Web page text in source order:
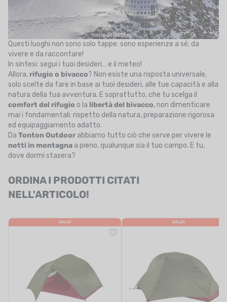
Questi luoghi non sono solo tappe: sono esperienze a sé, da
vivere e da raccontare!
In sintesi: segui i tuoi desideri… e il meteo!
Allora, rifugio o bivacco? Non esiste una risposta universale,
solo scelte da fare in base ai tuoi desideri, alle tue capacità e alla
natura della tua avventura. E soprattutto, che tu scelga il
comfort del rifugio o la libertà del bivacco, non dimenticare
mai i fondamentali: rispetto della natura, preparazione rigorosa
ed equipaggiamento adatto.
Da Tonton Outdoor abbiamo tutto ciò che serve per vivere le
notti in montagna a pieno, qualunque sia il tuo campo. E tu,
dove dormi stasera?
ORDINA I PRODOTTI CITATI
NELL'ARTICOLO!
SALDI SALDI